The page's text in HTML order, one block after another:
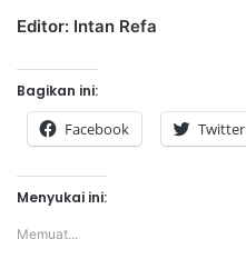
Editor: Intan Refa
Bagikan ini:
Facebook Twitter
Menyukai ini:
Memuat...